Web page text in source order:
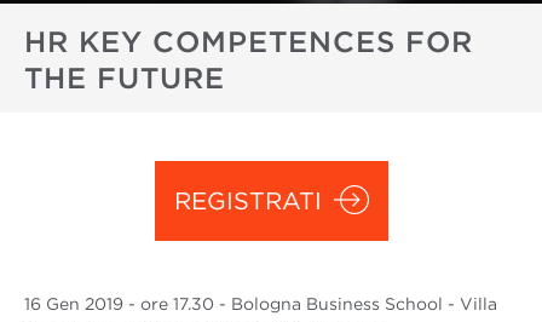
HR KEY COMPETENCES FOR
THE FUTURE
REGISTRATI
16 Gen 2019 - ore 17.30 - Bologna Business School - Villa